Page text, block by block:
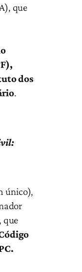
que
dos
.
único),
que